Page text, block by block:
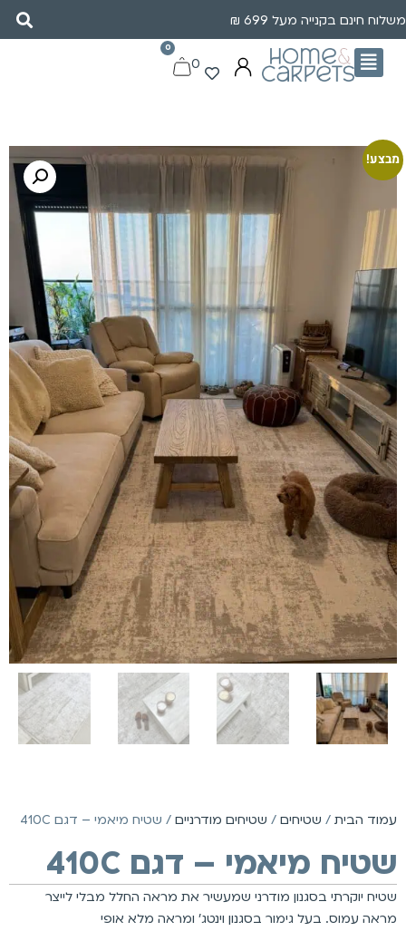
משלוח חינם בקנייה מעל 699 ₪
0
0
מבצע!
עמוד הבית / שטיחים / שטיחים מודרניים / שטיח מיאמי – דגם 410C
שטיח מיאמי – דגם 410C
שטיח יוקרתי בסגנון מודרני שמעשיר את מראה החלל מבלי לייצר
מראה עמוס. בעל גימור בסגנון וינטג’ ומראה מלא אופי